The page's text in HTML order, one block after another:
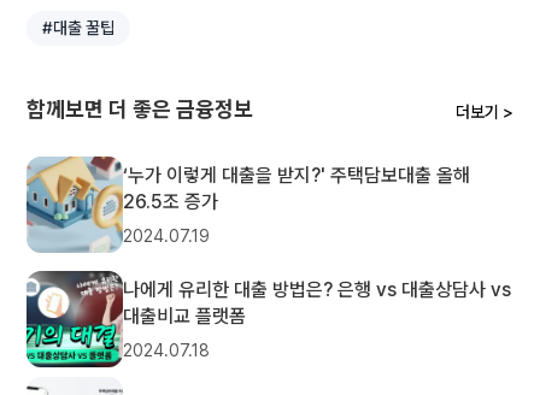
#대출 꿀팁
함께보면 더 좋은 금융정보 더보기 >
‘누가 이렇게 대출을 받지?' 주택담보대출 올해
26.5조 증가
2024.07.19
나에게 유리한 대출 방법은? 은행 vs 대출상담사 vs
대출비교 플랫폼
2024.07.18